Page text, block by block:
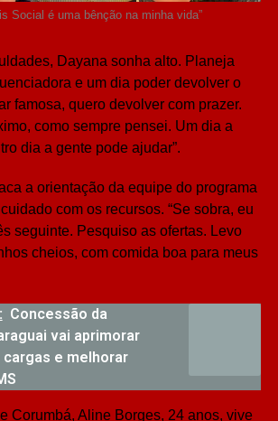
Social é uma bênção na minha vida”
Dayana sonha alto. Planeja
e um dia poder devolver o
famosa, quero devolver com prazer.
como sempre pensei. Um dia a
dia a gente pode ajudar”.
a orientação da equipe do programa
com os recursos. “Se sobra, eu
seguinte. Pesquiso as ofertas. Levo
cheios, com comida boa para meus
Concessão da
vai aprimorar
e melhorar
Corumbá, Aline Borges, 24 anos, vive